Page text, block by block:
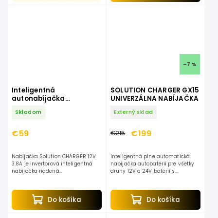
Inteligentná
autonabíjačka
Skladom
€59
Do košíka
Nabíjačka Solution CHARGER 12V
3.8A je invertorová inteligentná
nabíjačka riadená
si správne hodnoty nabíjacieho...
–7 %
SOLUTION CHARGER GX15
UNIVERZÁLNA NABÍJAČKA
Externý sklad
€215 €199
Do košíka
Inteligentná plne automatická
nabíjačka autobatérií pre všetky
druhy 12V a 24V batérií s
prúdom do 15A.